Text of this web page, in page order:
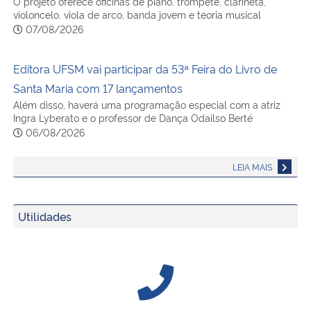
violoncelo, viola de arco, banda jovem e teoria musical
07/08/2026
Editora UFSM vai participar da 53ª Feira do Livro de
Santa Maria com 17 lançamentos
Além disso, haverá uma programação especial com a atriz
Ingra Lyberato e o professor de Dança Odailso Berté
06/08/2026
LEIA MAIS
Utilidades